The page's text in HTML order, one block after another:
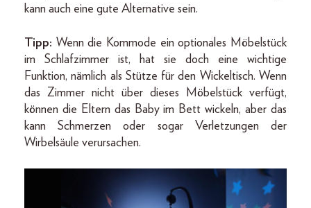
kann auch eine gute Alternative sein.
Tipp: Wenn die Kommode ein optionales Möbelstück
im Schlafzimmer ist, hat sie doch eine wichtige
Funktion, nämlich als Stütze für den Wickeltisch. Wenn
das Zimmer nicht über dieses Möbelstück verfügt,
können die Eltern das Baby im Bett wickeln, aber das
kann Schmerzen oder sogar Verletzungen der
Wirbelsäule verursachen.